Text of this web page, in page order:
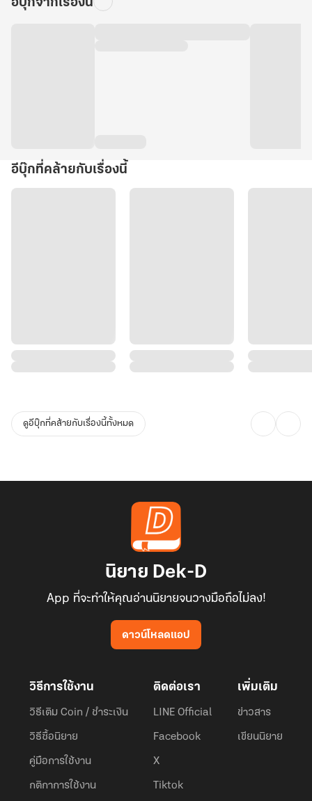
อีบุ๊กจากเรื่องนี้
อีบุ๊กที่คล้ายกับเรื่องนี้
ดูอีบุ๊กที่คล้ายกับเรื่องนี้ทั้งหมด
นิยาย Dek-D
App ที่จะทำให้คุณอ่านนิยายจนวางมือถือไม่ลง!
ดาวน์โหลดแอป
วิธีการใช้งาน
วิธีเติม Coin / ชำระเงิน
วิธีซื้อนิยาย
คู่มือการใช้งาน
กติกาการใช้งาน
ติดต่อเรา
LINE Official
Facebook
X
Tiktok
เพิ่มเติม
ข่าวสาร
เขียนนิยาย